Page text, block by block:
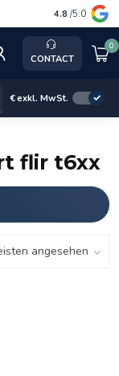
Service,
4.8 /5.0
CONTACT
0
€exkl. MwSt.
flir t6xx